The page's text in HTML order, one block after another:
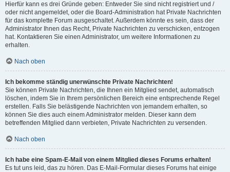
Hierfür kann es drei Gründe geben: Entweder Sie sind nicht registriert und /
oder nicht angemeldet, oder die Board-Administration hat Private Nachrichten
für das komplette Forum ausgeschaltet. Außerdem könnte es sein, dass der
Administrator Ihnen das Recht, Private Nachrichten zu verschicken, entzogen
hat. Kontaktieren Sie einen Administrator, um weitere Informationen zu
erhalten.
Nach oben
Ich bekomme ständig unerwünschte Private Nachrichten!
Sie können Private Nachrichten, die Ihnen ein Mitglied sendet, automatisch
löschen, indem Sie in Ihrem persönlichen Bereich eine entsprechende Regel
erstellen. Falls Sie belästigende Nachrichten von jemandem erhalten, so
können Sie dies auch einem Administrator melden. Dieser kann dem
betreffenden Mitglied dann verbieten, Private Nachrichten zu versenden.
Nach oben
Ich habe eine Spam-E-Mail von einem Mitglied dieses Forums erhalten!
Es tut uns leid, das zu hören. Das E-Mail-Formular dieses Forums hat einige